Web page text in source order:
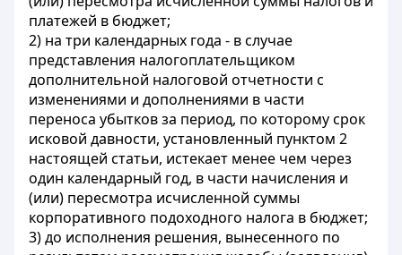
платежей в бюджет;
2) на три календарных года - в случае
представления налогоплательщиком
дополнительной налоговой отчетности с
изменениями и дополнениями в части
переноса убытков за период, по которому срок
исковой давности, установленный пунктом 2
настоящей статьи, истекает менее чем через
один календарный год, в части начисления и
(или) пересмотра исчисленной суммы
корпоративного подоходного налога в бюджет;
3) до исполнения решения, вынесенного по